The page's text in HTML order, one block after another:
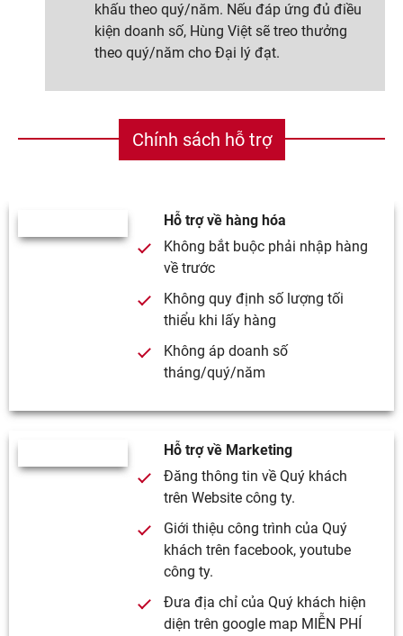
khấu theo quý/năm. Nếu đáp ứng đủ điều
kiện doanh số, Hùng Việt sẽ treo thưởng
theo quý/năm cho Đại lý đạt.
Chính sách hỗ trợ
Hỗ trợ về hàng hóa
Không bắt buộc phải nhập hàng
về trước
Không quy định số lượng tối
thiểu khi lấy hàng
Không áp doanh số
tháng/quý/năm
Hỗ trợ về Marketing
Đăng thông tin về Quý khách
trên Website công ty.
Giới thiệu công trình của Quý
khách trên facebook, youtube
công ty.
Đưa địa chỉ của Quý khách hiện
diện trên google map MIỄN PHÍ